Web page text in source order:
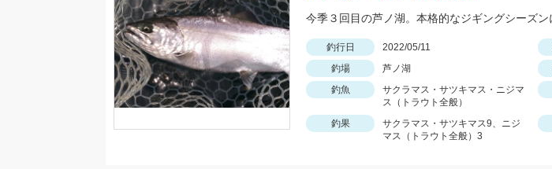
釣行日 2022/05/11
釣場
芦ノ湖
釣魚
サクラマス・サツキマス・ニジマ
ス（トラウト全般）
釣果
サクラマス・サツキマス9、ニジ
マス（トラウト全般）3